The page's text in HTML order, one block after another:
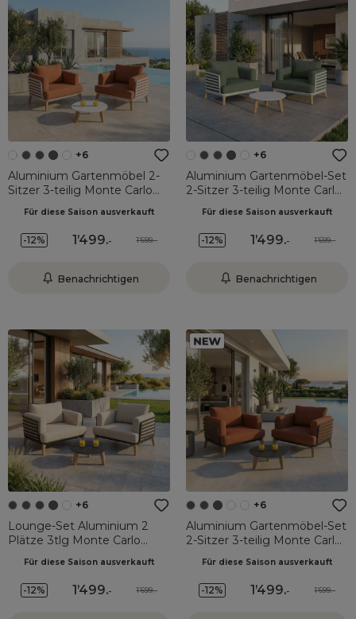
+6
Aluminium Gartenmöbel 2-
Sitzer 3-teilig Monte Carlo
Für diese Saison ausverkauft
-12% 1’499.- 1’699.-
Benachrichtigen
+6
Aluminium Gartenmöbel-Set
2-Sitzer 3-teilig Monte Carlo
Für diese Saison ausverkauft
-12% 1’499.- 1’699.-
Benachrichtigen
+6
Lounge-Set Aluminium 2
Plätze 3tlg Monte Carlo
Für diese Saison ausverkauft
-12% 1’499.- 1’699.-
+6
Aluminium Gartenmöbel-Set
2-Sitzer 3-teilig Monte Carlo
Für diese Saison ausverkauft
-12% 1’499.- 1’699.-